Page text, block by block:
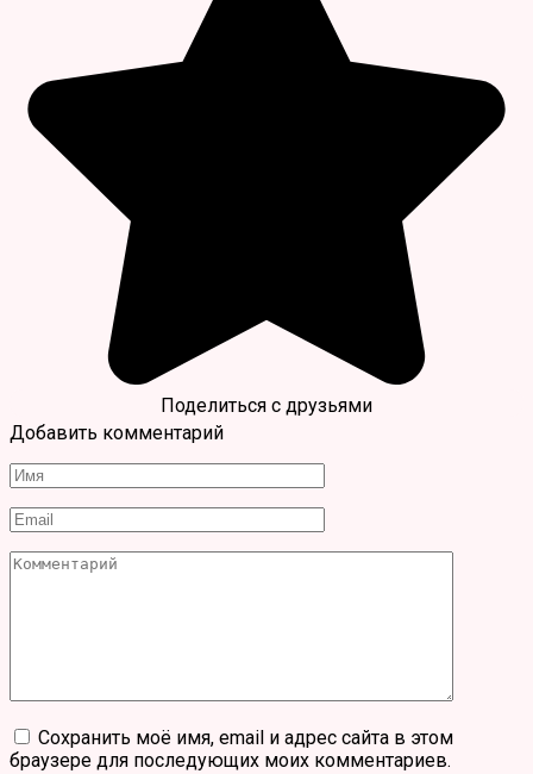
Поделиться с друзьями
Добавить комментарий
Имя
Email
Комментарий
Сохранить моё имя, email и адрес сайта в этом
браузере для последующих моих комментариев.